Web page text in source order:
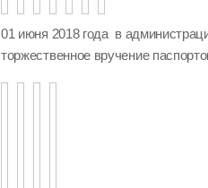
01 июня 2018 года в
торжественное вручение